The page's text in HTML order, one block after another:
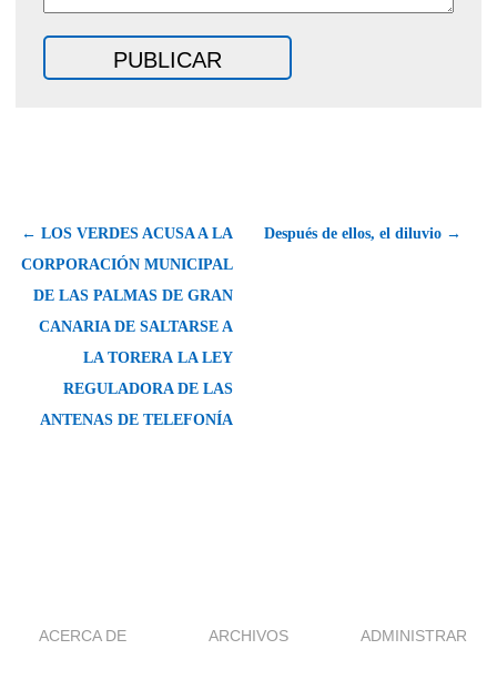
← LOS VERDES ACUSA A LA
CORPORACIÓN MUNICIPAL
DE LAS PALMAS DE GRAN
CANARIA DE SALTARSE A
LA TORERA LA LEY
REGULADORA DE LAS
ANTENAS DE TELEFONÍA
Después de ellos, el diluvio →
ACERCA DE ARCHIVOS ADMINISTRAR